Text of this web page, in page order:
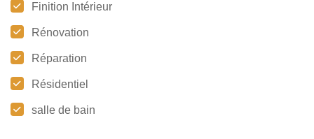
Finition Intérieur
Rénovation
Réparation
Résidentiel
salle de bain